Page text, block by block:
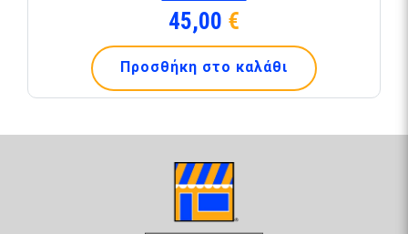
45,00 €
Προσθήκη στο καλάθι